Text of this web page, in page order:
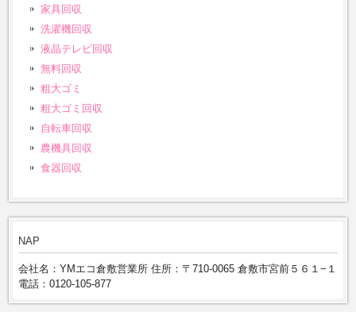
家具回収
洗濯機回収
液晶テレビ回収
無料回収
粗大ゴミ
粗大ゴミ回収
自転車回収
農機具回収
食器回収
NAP
会社名：YMエコ倉敷営業所 住所：〒710-0065 倉敷市宮前５６１−１
電話：0120-105-877